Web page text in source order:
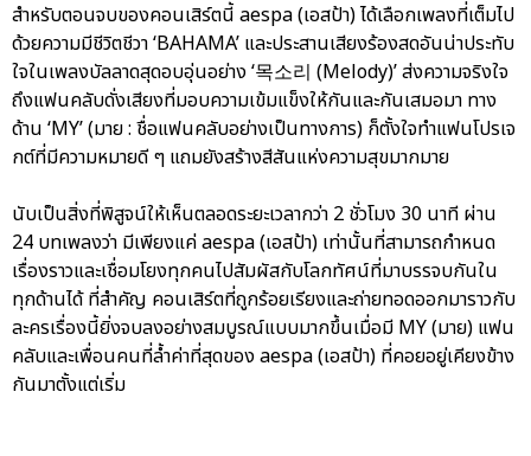
สำหรับตอนจบของคอนเสิร์ตนี้ aespa (เอสป้า) ได้เลือกเพลงที่เต็มไป
ด้วยความมีชีวิตชีวา ‘BAHAMA’ และประสานเสียงร้องสดอันน่าประทับ
ใจในเพลงบัลลาดสุดอบอุ่นอย่าง ‘목소리 (Melody)’ ส่งความจริงใจ
ถึงแฟนคลับดั่งเสียงที่มอบความเข้มแข็งให้กันและกันเสมอมา ทาง
ด้าน ‘MY’ (มาย : ชื่อแฟนคลับอย่างเป็นทางการ) ก็ตั้งใจทำแฟนโปรเจ
กต์ที่มีความหมายดี ๆ แถมยังสร้างสีสันแห่งความสุขมากมาย
นับเป็นสิ่งที่พิสูจน์ให้เห็นตลอดระยะเวลากว่า 2 ชั่วโมง 30 นาที ผ่าน
24 บทเพลงว่า มีเพียงแค่ aespa (เอสป้า) เท่านั้นที่สามารถกำหนด
เรื่องราวและเชื่อมโยงทุกคนไปสัมผัสกับโลกทัศน์ที่มาบรรจบกันใน
ทุกด้านได้ ที่สำคัญ คอนเสิร์ตที่ถูกร้อยเรียงและถ่ายทอดออกมาราวกับ
ละครเรื่องนี้ยิ่งจบลงอย่างสมบูรณ์แบบมากขึ้นเมื่อมี MY (มาย) แฟน
คลับและเพื่อนคนที่ล้ำค่าที่สุดของ aespa (เอสป้า) ที่คอยอยู่เคียงข้าง
กันมาตั้งแต่เริ่ม